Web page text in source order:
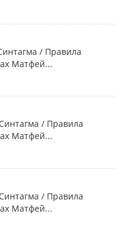
/ Правила
Матфей...
/ Правила
Матфей...
/ Правила
Матфей...